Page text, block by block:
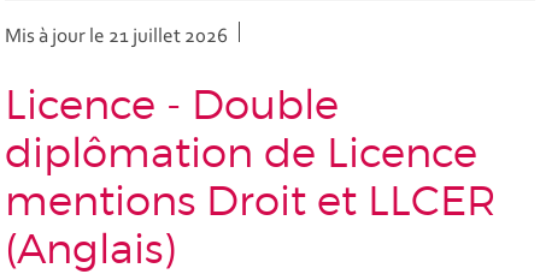
Mis à jour le 21 juillet 2026
Licence - Double
diplômation de Licence
mentions Droit et LLCER
(Anglais)